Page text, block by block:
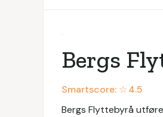
Bergs
Smartscore: ☆4.5
Bergs Flyttebyrå